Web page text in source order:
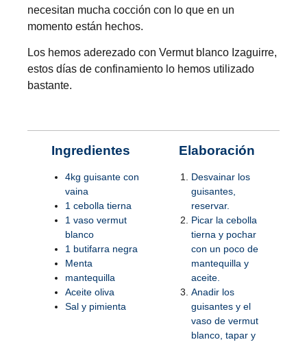
necesitan mucha cocción con lo que en un
momento están hechos.
Los hemos aderezado con Vermut blanco Izaguirre,
estos días de confinamiento lo hemos utilizado
bastante.
Ingredientes
4kg guisante con
vaina
1 cebolla tierna
1 vaso vermut
blanco
1 butifarra negra
Menta
mantequilla
Aceite oliva
Sal y pimienta
Elaboración
Desvainar los
guisantes,
reservar.
Picar la cebolla
tierna y pochar
con un poco de
mantequilla y
aceite.
Anadir los
guisantes y el
vaso de vermut
blanco, tapar y